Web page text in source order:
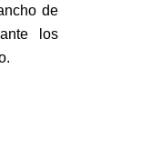
de
los